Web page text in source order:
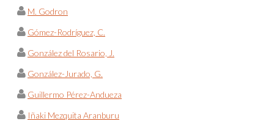
M. Godron
Gómez-Rodríguez, C.
González del Rosario, J.
González-Jurado, G.
Guillermo Pérez-Andueza
Iñaki Mezquita Aranburu